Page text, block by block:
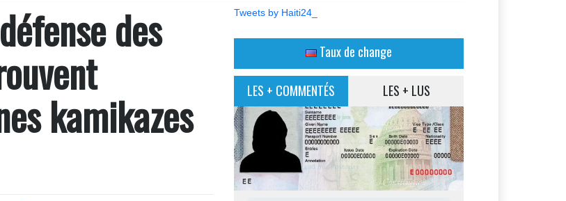
des
kamikazes
Tweets by Haiti24_
Taux de change
LES + COMMENTÉS LES + LUS